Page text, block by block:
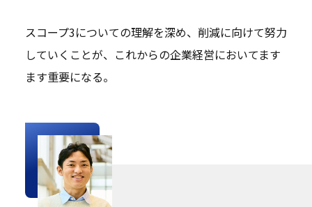
スコープ3についての理解を深め、削減に向けて努力
していくことが、これからの企業経営においてます
ます重要になる。